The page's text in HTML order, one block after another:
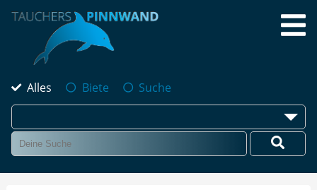
Alles Biete Suche